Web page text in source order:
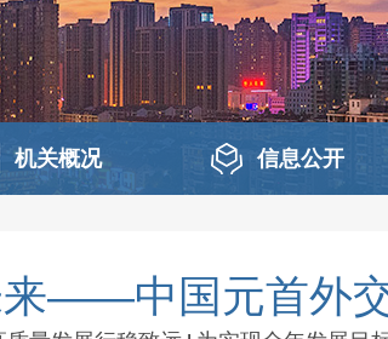
机关概况 信息公开
来——中国元首外